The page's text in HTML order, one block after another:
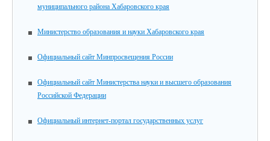
муниципального района Хабаровского края
Министерство образования и науки Хабаровского края
Официальный сайт Минпросвещения России
Официальный сайт Министерства науки и высшего образования
Российской Федерации
Официальный интернет-портал государственных услуг